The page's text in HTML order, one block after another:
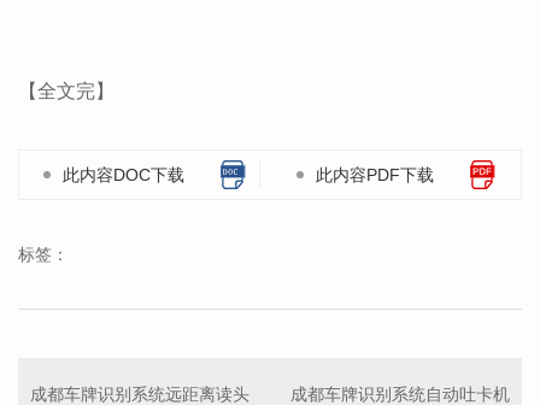
【全文完】
此内容DOC下载 此内容PDF下载
标签：
成都车牌识别系统远距离读头 成都车牌识别系统自动吐卡机